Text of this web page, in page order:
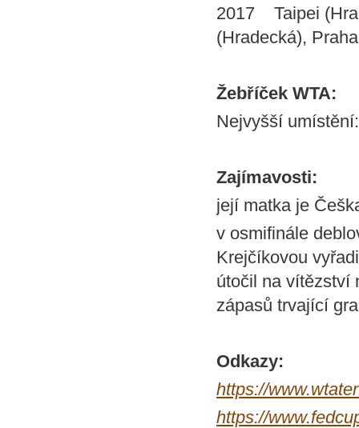
2017 Taipei
(Hradecká),
Žebříček WTA:
Nejvyšší
Zajímavosti:
její matka je
v osmifinále
Krejčíkovou
útočil na vítězství
zápasů trvající
Odkazy:
https://
https://